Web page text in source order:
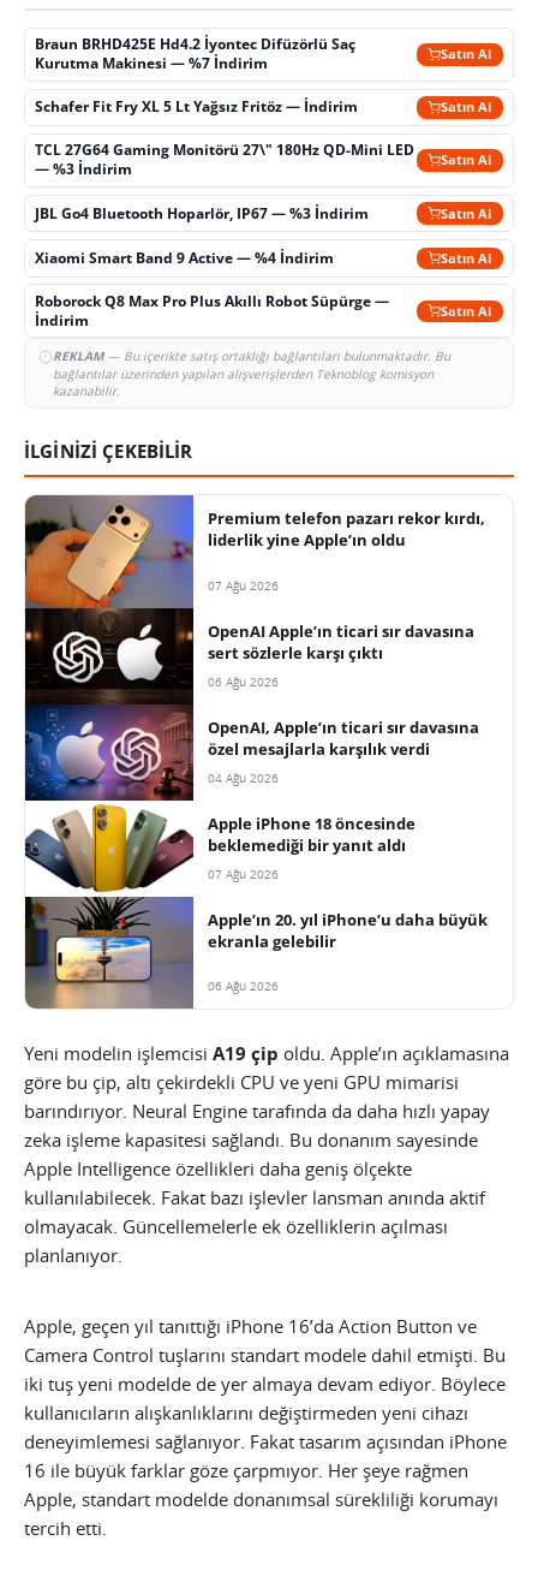
Braun BRHD425E Hd4.2 İyontec Difüzörlü Saç
Kurutma Makinesi — %7 İndirim
Satın Al
Schafer Fit Fry XL 5 Lt Yağsız Fritöz — İndirim Satın Al
TCL 27G64 Gaming Monitörü 27\" 180Hz QD-Mini LED
— %3 İndirim
Satın Al
JBL Go4 Bluetooth Hoparlör, IP67 — %3 İndirim Satın Al
Xiaomi Smart Band 9 Active — %4 İndirim Satın Al
Roborock Q8 Max Pro Plus Akıllı Robot Süpürge —
İndirim
Satın Al
REKLAM— Bu içerikte satış ortaklığı bağlantıları bulunmaktadır. Bu
bağlantılar üzerinden yapılan alışverişlerden Teknoblog komisyon
kazanabilir.
İLGİNİZİ ÇEKEBİLİR
Premium telefon pazarı rekor kırdı,
liderlik yine Apple’ın oldu
07 Ağu 2026
OpenAI Apple’ın ticari sır davasına
sert sözlerle karşı çıktı
06 Ağu 2026
OpenAI, Apple’ın ticari sır davasına
özel mesajlarla karşılık verdi
04 Ağu 2026
Apple iPhone 18 öncesinde
beklemediği bir yanıt aldı
07 Ağu 2026
Apple’ın 20. yıl iPhone’u daha büyük
ekranla gelebilir
06 Ağu 2026
Yeni modelin işlemcisi A19 çip oldu. Apple’ın açıklamasına
göre bu çip, altı çekirdekli CPU ve yeni GPU mimarisi
barındırıyor. Neural Engine tarafında da daha hızlı yapay
zeka işleme kapasitesi sağlandı. Bu donanım sayesinde
Apple Intelligence özellikleri daha geniş ölçekte
kullanılabilecek. Fakat bazı işlevler lansman anında aktif
olmayacak. Güncellemelerle ek özelliklerin açılması
planlanıyor.
Apple, geçen yıl tanıttığı iPhone 16’da Action Button ve
Camera Control tuşlarını standart modele dahil etmişti. Bu
iki tuş yeni modelde de yer almaya devam ediyor. Böylece
kullanıcıların alışkanlıklarını değiştirmeden yeni cihazı
deneyimlemesi sağlanıyor. Fakat tasarım açısından iPhone
16 ile büyük farklar göze çarpmıyor. Her şeye rağmen
Apple, standart modelde donanımsal sürekliliği korumayı
tercih etti.